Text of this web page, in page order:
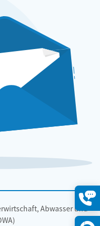
Abwasser und